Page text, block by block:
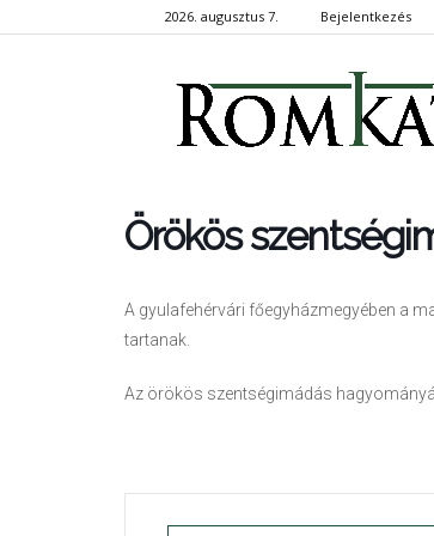
2026. augusztus 7. Bejelentkezés
Örökös
A gyulafehérvári főegyházmegyében a
tartanak.
Az örökös szentségimádás